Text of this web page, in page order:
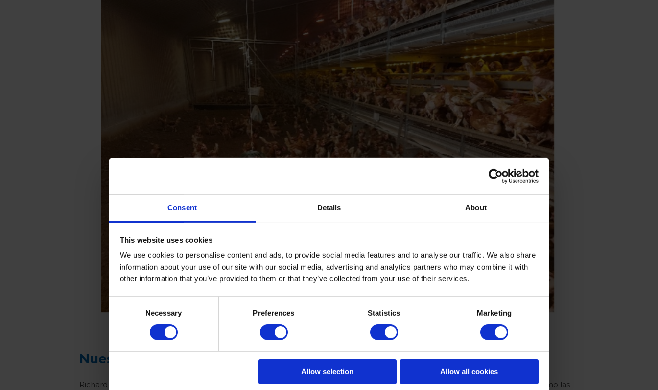
Consent Details About
This website uses cookies
We use cookies to personalise content and ads, to provide social media features and to analyse our traffic. We also share
information about your use of our site with our social media, advertising and analytics partners who may combine it with
other information that you’ve provided to them or that they’ve collected from your use of their services.
Selection
Necessary Preferences Statistics Marketing
Allow selection Allow all cookies
Nuestra solución
Richard Lamb quiso hacer frente a este problema y decidió a las 24 semanas del ciclo hacer el cambio a Huwa-San TR-50. Como las